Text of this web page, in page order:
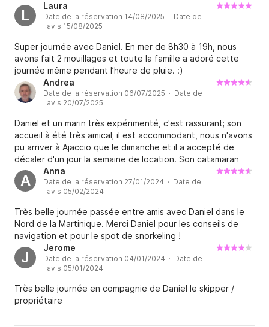
L
Laura
Date de la réservation 14/08/2025 · Date de
l'avis 15/08/2025
Super journée avec Daniel. En mer de 8h30 à 19h, nous
avons fait 2 mouillages et toute la famille a adoré cette
journée même pendant l’heure de pluie. :)
Andrea
Date de la réservation 06/07/2025 · Date de
l'avis 20/07/2025
Daniel et un marin très expérimenté, c'est rassurant; son
accueil à été très amical; il est accommodant, nous n'avons
pu arriver à Ajaccio que le dimanche et il a accepté de
décaler d'un jour la semaine de location. Son catamaran
n'est pas tout neuf mais il est bien entretenu. Au total: très
belle semaine de navigation en famille et des mouillages
inoubliables dans des petites criques isolées. Merci Daniel!
A
Anna
Date de la réservation 27/01/2024 · Date de
l'avis 05/02/2024
Très belle journée passée entre amis avec Daniel dans le
Nord de la Martinique. Merci Daniel pour les conseils de
navigation et pour le spot de snorkeling !
J
Jerome
Date de la réservation 04/01/2024 · Date de
l'avis 05/01/2024
Très belle journée en compagnie de Daniel le skipper /
propriétaire